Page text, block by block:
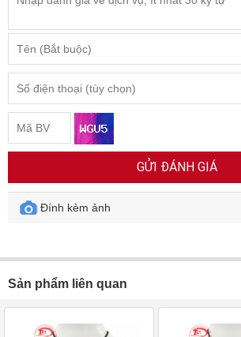
GỬI ĐÁNH GIÁ
Đính kèm ảnh
Sản phẩm liên quan